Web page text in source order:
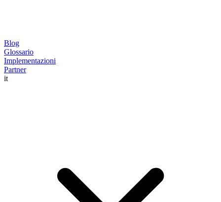
Blog
Glossario
Implementazioni
Partner
it